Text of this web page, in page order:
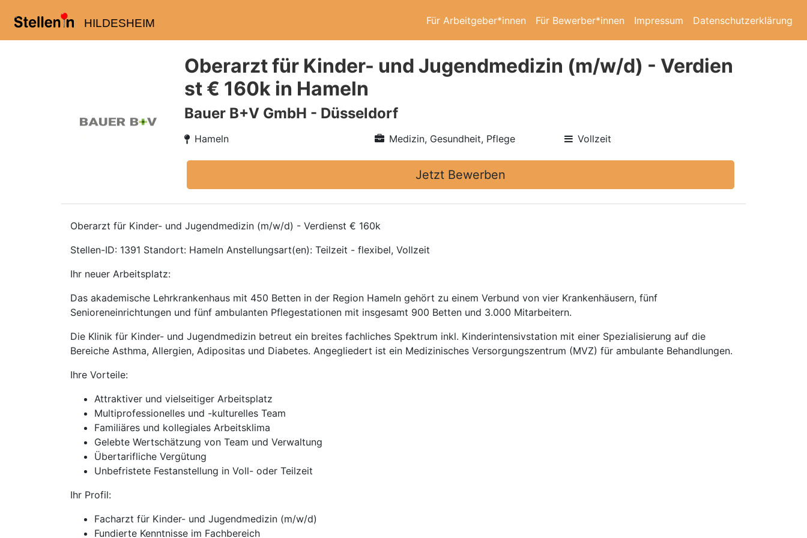
HILDESHEIM Für Arbeitgeber*innen Für Bewerber*innen Impressum Datenschutzerklärung
Oberarzt für Kinder- und Jugendmedizin (m/w/d) - Verdien
st € 160k in Hameln
Bauer B+V GmbH - Düsseldorf
Hameln Medizin, Gesundheit, Pflege Vollzeit
Jetzt Bewerben
Oberarzt für Kinder- und Jugendmedizin (m/w/d) - Verdienst € 160k
Stellen-ID: 1391 Standort: Hameln Anstellungsart(en): Teilzeit - flexibel, Vollzeit
Ihr neuer Arbeitsplatz:
Das akademische Lehrkrankenhaus mit 450 Betten in der Region Hameln gehört zu einem Verbund von vier Krankenhäusern, fünf
Senioreneinrichtungen und fünf ambulanten Pflegestationen mit insgesamt 900 Betten und 3.000 Mitarbeitern.
Die Klinik für Kinder- und Jugendmedizin betreut ein breites fachliches Spektrum inkl. Kinderintensivstation mit einer Spezialisierung auf die
Bereiche Asthma, Allergien, Adipositas und Diabetes. Angegliedert ist ein Medizinisches Versorgungszentrum (MVZ) für ambulante Behandlungen.
Ihre Vorteile:
Attraktiver und vielseitiger Arbeitsplatz
Multiprofessionelles und -kulturelles Team
Familiäres und kollegiales Arbeitsklima
Gelebte Wertschätzung von Team und Verwaltung
Übertarifliche Vergütung
Unbefristete Festanstellung in Voll- oder Teilzeit
Ihr Profil:
Facharzt für Kinder- und Jugendmedizin (m/w/d)
Fundierte Kenntnisse im Fachbereich